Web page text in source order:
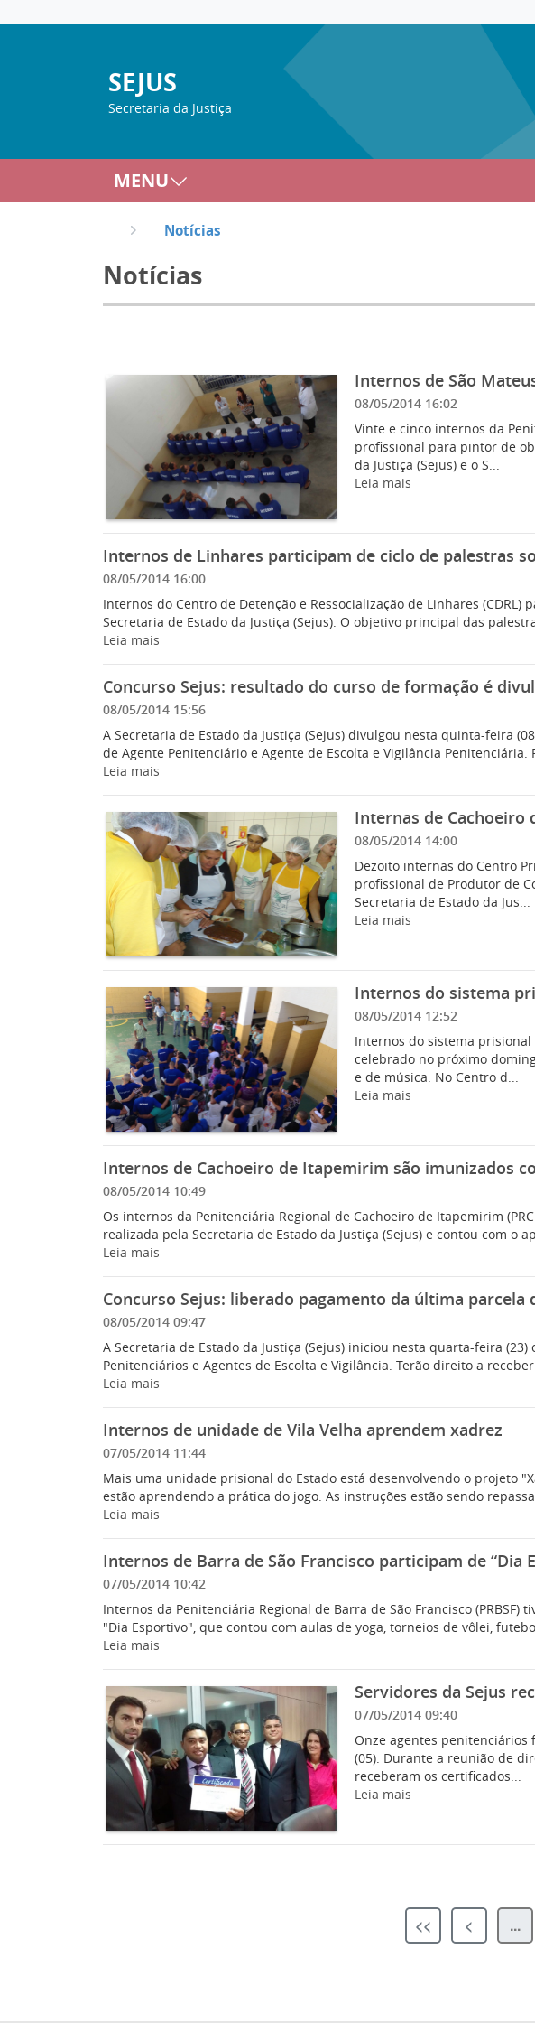
SEJUS
Secretaria da Justiça
MENU
Notícias
Notícias
Internos de São
08/05/2014 16:02
Vinte e cinco internos da
profissional para pintor de
da Justiça (Sejus) e o S...
Leia mais
Internos de Linhares participam de ciclo de palestras
08/05/2014 16:00
Internos do Centro de Detenção e Ressocialização de Linhares
Secretaria de Estado da Justiça (Sejus). O objetivo principal das
Leia mais
Concurso Sejus: resultado do curso de formação é
08/05/2014 15:56
A Secretaria de Estado da Justiça (Sejus) divulgou nesta quinta-feira
de Agente Penitenciário e Agente de Escolta e Vigilância Penitenciária.
Leia mais
Internas de Cachoeiro
08/05/2014 14:00
Dezoito internas do Centro
profissional de Produtor de
Secretaria de Estado da Jus...
Leia mais
Internos do sistema
08/05/2014 12:52
Internos do sistema prisional
celebrado no próximo
e de música. No Centro d...
Leia mais
Internos de Cachoeiro de Itapemirim são imunizados
08/05/2014 10:49
Os internos da Penitenciária Regional de Cachoeiro de Itapemirim
realizada pela Secretaria de Estado da Justiça (Sejus) e contou com o
Leia mais
Concurso Sejus: liberado pagamento da última parcela
08/05/2014 09:47
A Secretaria de Estado da Justiça (Sejus) iniciou nesta quarta-feira
Penitenciários e Agentes de Escolta e Vigilância. Terão direito a
Leia mais
Internos de unidade de Vila Velha aprendem xadrez
07/05/2014 11:44
Mais uma unidade prisional do Estado está desenvolvendo o projeto
estão aprendendo a prática do jogo. As instruções estão sendo
Leia mais
Internos de Barra de São Francisco participam de “Dia
07/05/2014 10:42
Internos da Penitenciária Regional de Barra de São Francisco
"Dia Esportivo", que contou com aulas de yoga, torneios de vôlei,
Leia mais
Servidores da Sejus
07/05/2014 09:40
Onze agentes penitenciários
(05). Durante a reunião de
receberam os certificados...
Leia mais
<< < ...